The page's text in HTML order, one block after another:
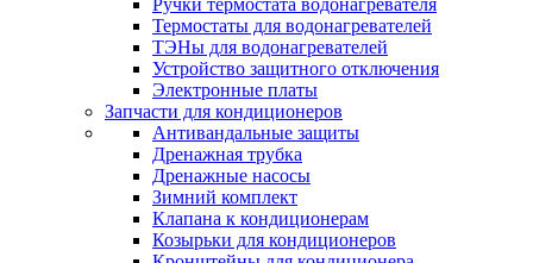
Ручки термостата водонагревателя
Термостаты для водонагревателей
ТЭНы для водонагревателей
Устройство защитного отключения
Электронные платы
Запчасти для кондиционеров
Антивандальные защиты
Дренажная трубка
Дренажные насосы
Зимний комплект
Клапана к кондиционерам
Козырьки для кондиционеров